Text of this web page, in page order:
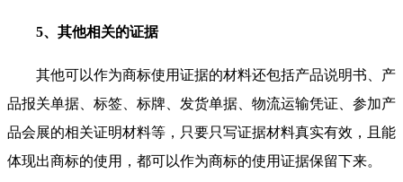
5、其他相关的证据
其他可以作为商标使用证据的材料还包括产品说明书、产
品报关单据、标签、标牌、发货单据、物流运输凭证、参加产
品会展的相关证明材料等，只要只写证据材料真实有效，且能
体现出商标的使用，都可以作为商标的使用证据保留下来。